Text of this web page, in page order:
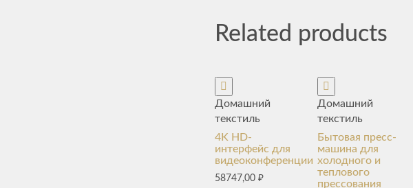
Related products
Домашний
текстиль
4K HD-
интерфейс для
видеоконференции
58747,00 ₽
Домашний
текстиль
Бытовая пресс-
машина для
холодного и
теплового
прессования